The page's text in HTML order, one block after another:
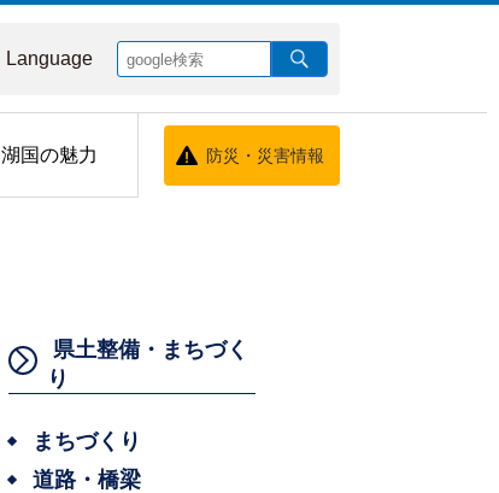
Language
湖国の魅力 防災・災害情報
県土整備・まちづく
り
まちづくり
道路・橋梁